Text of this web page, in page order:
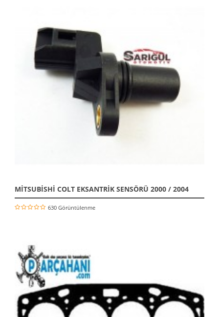
MİTSUBİSHİ COLT EKSANTRİK SENSÖRÜ 2000 / 2004
630 Görüntülenme